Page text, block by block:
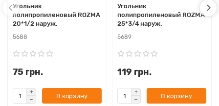
Угольник
полипропиленовый ROZMA
20*1/2 наруж.
5688
75 грн.
В корзину
Угольник
полипропиленовый ROZMA
25*3/4 наруж.
5689
119 грн.
В корзину